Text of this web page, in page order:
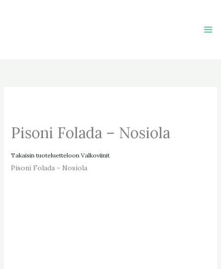
Pisoni Folada – Nosiola
Takaisin tuoteluetteloon Valkoviinit
Pisoni Folada - Nosiola